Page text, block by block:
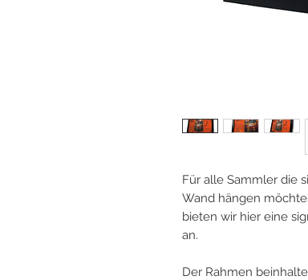
Für alle Sammler die
Wand hängen
bieten wir hier eine
an.
Der Rahmen